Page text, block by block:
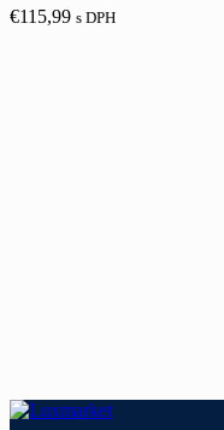
€115,99 s DPH